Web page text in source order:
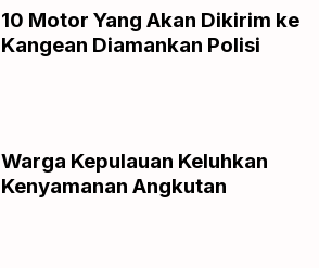
10 Motor Yang Akan Dikirim ke
Kangean Diamankan Polisi
Warga Kepulauan Keluhkan
Kenyamanan Angkutan